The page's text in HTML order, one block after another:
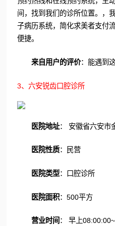
间，找到我们的诊所位置。，
子病历系统，简化求美者支付
便捷。
来自用户的评价：能遇到
3、六安锐齿口腔诊所
医院地址： 安徽省六安市
医院性质：民营
医院类型：口腔诊所
医院面积：500平方
营业时间 ： 早上